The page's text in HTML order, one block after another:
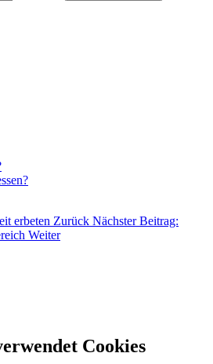
erbeten Zurück Nächster Beitrag:
Weiter
Cookies